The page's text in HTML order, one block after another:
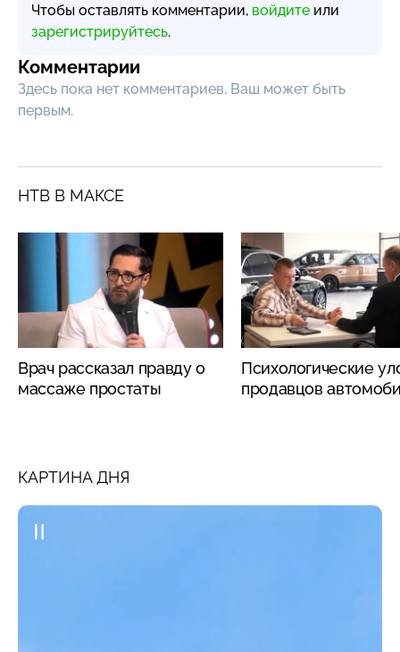
Чтобы оставлять комментарии, войдите или
зарегистрируйтесь.
Комментарии
Здесь пока нет комментариев, Ваш может быть
первым.
НТВ В МАКСЕ
Врач рассказал правду о
массаже простаты
Психологические
продавцов
КАРТИНА ДНЯ